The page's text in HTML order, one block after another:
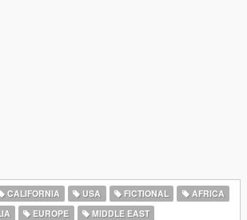
CALIFORNIA USA FICTIONAL
AFRICA
EUROPE
MIDDLE EAST